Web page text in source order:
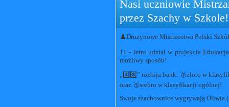
Nasi uczniowie
przez Szachy w Szkole!
♟️Drużynowe Mistrzostwa Polski
11 - letni udział w projekcie
możliwy sposób!
„4️⃣8️⃣” rozbija bank: 🥇złoto w
oraz 🥈srebro w klasyfikacji ogólnej!
Swoje szachownice wygrywają Oliwia